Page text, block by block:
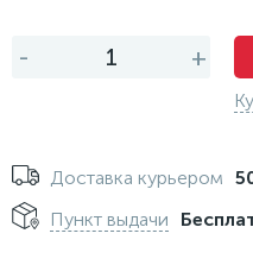
- +
Доставка курьером
Пункт выдачи